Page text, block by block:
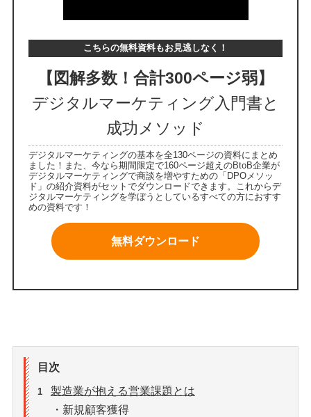
こちらの無料資料もお見逃しなく！
【図解多数！合計300ページ弱】
デジタルマーケティング入門書と
成功メソッド
デジタルマーケティングの基本を全130ページの資料にまとめ
ました！また、今なら期間限定で160ページ超えのBtoB企業が
デジタルマーケティングで商談を増やすための「DPOメソッ
ド」の紹介資料がセットでダウンロードできます。これからデ
ジタルマーケティングを学ぼうとしているすべての方におすす
めの資料です！
無料ダウンロード
目次
1
製造業が抱える営業課題とは
・新規顧客獲得